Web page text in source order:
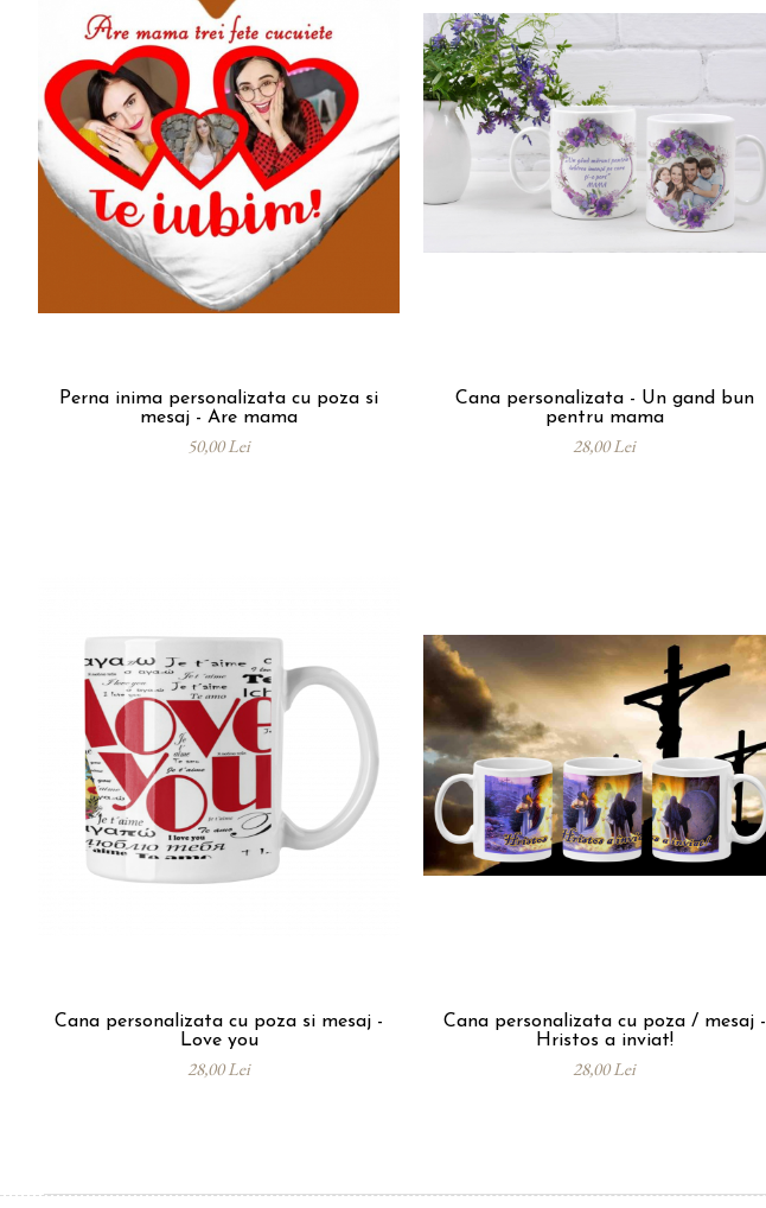
Perna inima personalizata cu poza si
mesaj - Are mama
50,00 Lei
Cana personalizata - Un gand bun
pentru mama
28,00 Lei
Cana personalizata cu poza si mesaj -
Love you
28,00 Lei
Cana personalizata cu poza / mesaj -
Hristos a inviat!
28,00 Lei